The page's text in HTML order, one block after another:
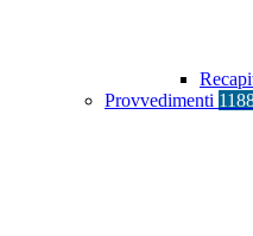
Provvedimenti